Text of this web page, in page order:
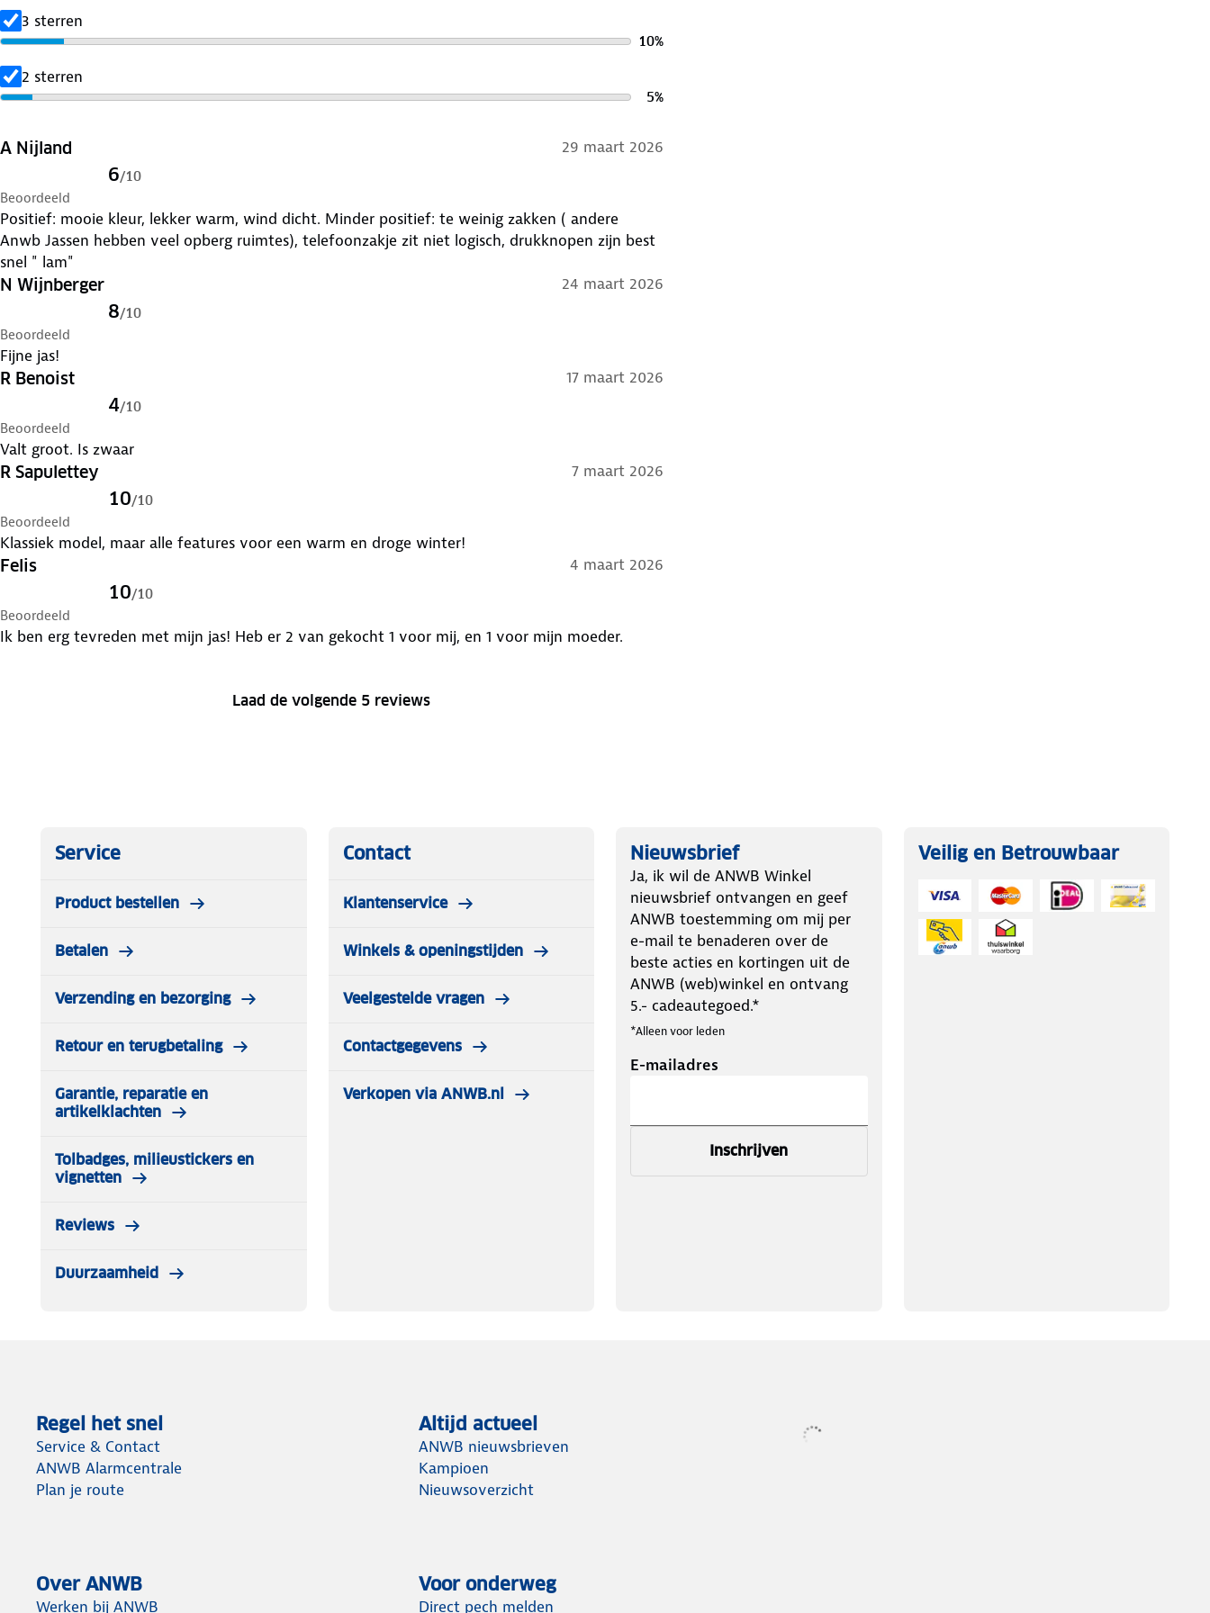
3 sterren
10%
2 sterren
5%
A Nijland 29 maart 2026
6/10
Beoordeeld
Positief: mooie kleur, lekker warm, wind dicht. Minder positief: te weinig zakken ( andere
Anwb Jassen hebben veel opberg ruimtes), telefoonzakje zit niet logisch, drukknopen zijn best
snel " lam"
N Wijnberger 24 maart 2026
8/10
Beoordeeld
Fijne jas!
R Benoist 17 maart 2026
4/10
Beoordeeld
Valt groot. Is zwaar
R Sapulettey 7 maart 2026
10/10
Beoordeeld
Klassiek model, maar alle features voor een warm en droge winter!
Felis 4 maart 2026
10/10
Beoordeeld
Ik ben erg tevreden met mijn jas! Heb er 2 van gekocht 1 voor mij, en 1 voor mijn moeder.
Laad de volgende 5 reviews
Service
Product bestellen
Betalen
Verzending en bezorging
Retour en terugbetaling
Garantie, reparatie en
artikelklachten
Tolbadges, milieustickers en
vignetten
Reviews
Duurzaamheid
Contact
Klantenservice
Winkels & openingstijden
Veelgestelde vragen
Contactgegevens
Verkopen via ANWB.nl
Nieuwsbrief
Ja, ik wil de ANWB Winkel
nieuwsbrief ontvangen en geef
ANWB toestemming om mij per
e-mail te benaderen over de
beste acties en kortingen uit de
ANWB (web)winkel en ontvang
5.- cadeautegoed.*
*Alleen voor leden
E-mailadres
Inschrijven
Veilig en Betrouwbaar
Regel het snel
Service & Contact
ANWB Alarmcentrale
Plan je route
Altijd actueel
ANWB nieuwsbrieven
Kampioen
Nieuwsoverzicht
Over ANWB
Werken bij ANWB
Voor onderweg
Direct pech melden